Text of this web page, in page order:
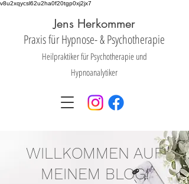
v8u2xqycsl62u2ha0f20tgp0xj2jx7
Jens Herkommer
Praxis für Hypnose- &Psychotherapie
Heilpraktiker für Psychotherapie und
Hypnoanalytiker
WILLKOMMEN AUF
MEINEM BLOG!